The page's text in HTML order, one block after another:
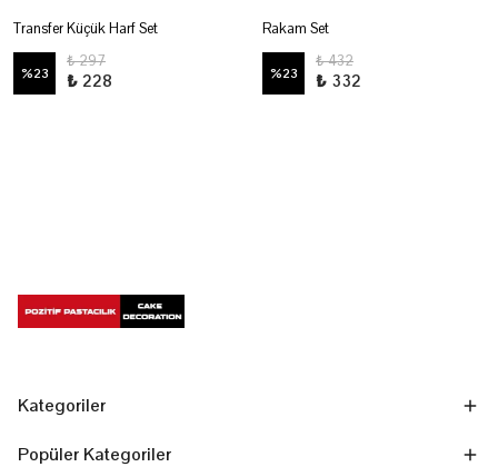
Transfer Küçük Harf Set
%23
₺ 297
₺ 228
Rakam Set
%23
₺ 432
₺ 332
Kategoriler
Popüler Kategoriler